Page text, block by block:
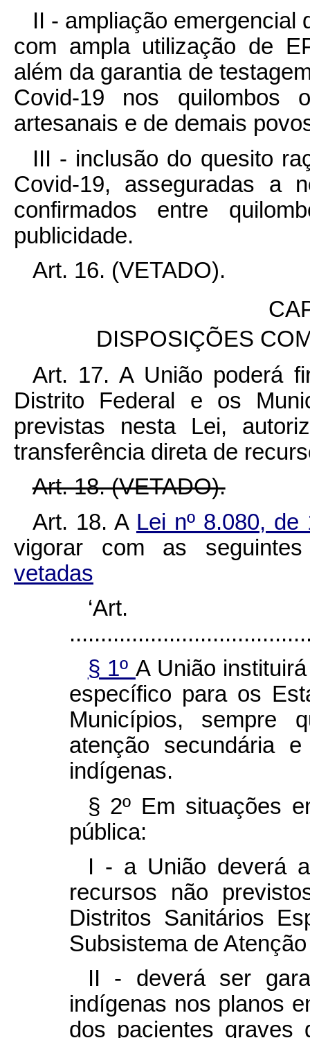
II - ampliação emergencial
com ampla utilização de
além da garantia de
Covid-19 nos quilombos
artesanais e de demais
III - inclusão do quesito
Covid-19, asseguradas a
confirmados entre
publicidade.
Art. 16. (VETADO).
DISPOSIÇÕES
Art. 17. A União poderá
Distrito Federal e os
previstas nesta Lei,
transferência direta de
Art. 18. (VETADO).
Art. 18. A Lei nº 8.080,
vigorar com as
vetadas
§ 1º A União
específico para os
Municípios, sempre
atenção secundária
indígenas.
§ 2º Em situações
pública:
I - a União deverá
recursos não
Distritos Sanitários
Subsistema de
II - deverá ser
indígenas nos planos
dos pacientes graves